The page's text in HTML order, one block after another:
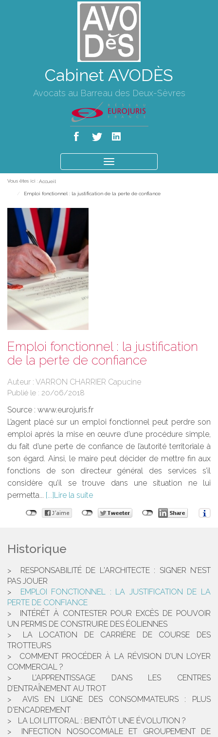
Cabinet AVODÈS
Avocats au Barreau des Deux-Sèvres
le
Vous êtes ici : Accueil
Emploi fonctionnel : la justification de la perte de confiance
Emploi fonctionnel : la justification
de la perte de confiance
Auteur : VARRON CHARRIER Capucine
Publié le : 20/06/2018
Source : www.eurojuris.fr
L’agent placé sur un emploi fonctionnel peut perdre son
emploi après la mise en œuvre d’une procédure simple,
du fait d’une perte de confiance de l’autorité territoriale à
son égard. Ainsi, le maire peut décider de mettre fin aux
fonctions de son directeur général des services s’il
considère qu’il se trouve dans une situation ne lui
permetta...
Lire la suite
Historique
RESPONSABILITÉ DE L'ARCHITECTE : SIGNER N'EST
PAS JOUER
EMPLOI FONCTIONNEL : LA JUSTIFICATION DE LA
PERTE DE CONFIANCE
INTÉRÊT À CONTESTER POUR EXCÈS DE POUVOIR
UN PERMIS DE CONSTRUIRE DES ÉOLIENNES
LA LOCATION DE CARRIÈRE DE COURSE DES
TROTTEURS
COMMENT PROCÉDER À LA RÉVISION D’UN LOYER
COMMERCIAL ?
L’APPRENTISSAGE DANS LES CENTRES
D’ENTRAÎNEMENT AU TROT
AVIS EN LIGNE DES CONSOMMATEURS : PLUS
D'ENCADREMENT
LA LOI LITTORAL : BIENTÔT UNE ÉVOLUTION ?
INFECTION NOSOCOMIALE ET GROUPEMENT DE